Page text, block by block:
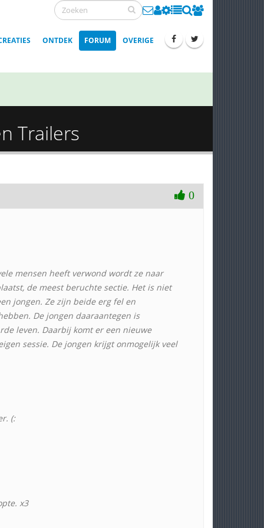
ONTDEK FORUM OVERIGE
Trailers
0
mensen heeft verwond wordt ze naar
de meest beruchte sectie. Het is niet
jongen. Ze zijn beide erg fel en
De jongen daaraantegen is
leven. Daarbij komt er een nieuwe
sessie. De jongen krijgt onmogelijk veel
(:
x3